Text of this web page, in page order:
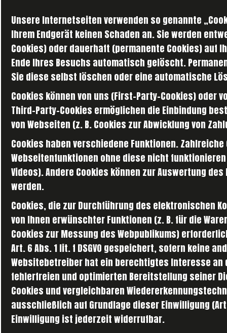
Unsere Internetseiten verwenden so genannte
Ihrem Endgerät keinen Schaden an. Sie werden
Cookies) oder dauerhaft (permanente Cookies) auf
Ende Ihres Besuchs automatisch gelöscht.
Sie diese selbst löschen oder eine automatische
Cookies können von uns (First-Party-Cookies) oder
Third-Party-Cookies ermöglichen die Einbindung
von Webseiten (z. B. Cookies zur Abwicklung von
Cookies haben verschiedene Funktionen.
Webseitenfunktionen ohne diese nicht
Videos). Andere Cookies können zur Auswertung
werden.
Cookies, die zur Durchführung des elektronischen
von Ihnen erwünschter Funktionen (z. B. für die
Cookies zur Messung des Webpublikums)
Art. 6 Abs. 1 lit. f DSGVO gespeichert, sofern keine
Websitebetreiber hat ein berechtigtes Interesse an
fehlerfreien und optimierten Bereitstellung seiner
Cookies und vergleichbaren
ausschließlich auf Grundlage dieser Einwilligung (Art.
Einwilligung ist jederzeit widerrufbar.